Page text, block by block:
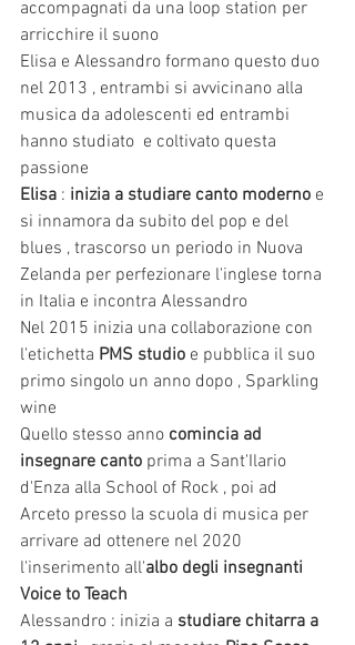
accompagnati da una loop station per
arricchire il suono
Elisa e Alessandro formano questo duo
nel 2013 , entrambi si avvicinano alla
musica da adolescenti ed entrambi
hanno studiato  e coltivato questa
passione
Elisa : inizia a studiare canto moderno e
si innamora da subito del pop e del
blues , trascorso un periodo in Nuova
Zelanda per perfezionare l'inglese torna
in Italia e incontra Alessandro
Nel 2015 inizia una collaborazione con
l'etichetta PMS studio e pubblica il suo
primo singolo un anno dopo , Sparkling
wine
Quello stesso anno comincia ad
insegnare canto prima a Sant'Ilario
d'Enza alla School of Rock , poi ad
Arceto presso la scuola di musica per
arrivare ad ottenere nel 2020
l'inserimento all'albo degli insegnanti
Voice to Teach
Alessandro : inizia a studiare chitarra a